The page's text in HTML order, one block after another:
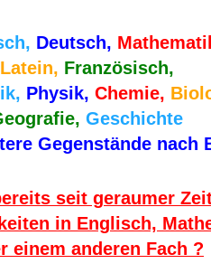
Deutsch,
Latein, Französisch,
Physik, Chemie,
Geschichte
Gegenstände nach
seit geraumer
in Englisch,
einem anderen Fach ?